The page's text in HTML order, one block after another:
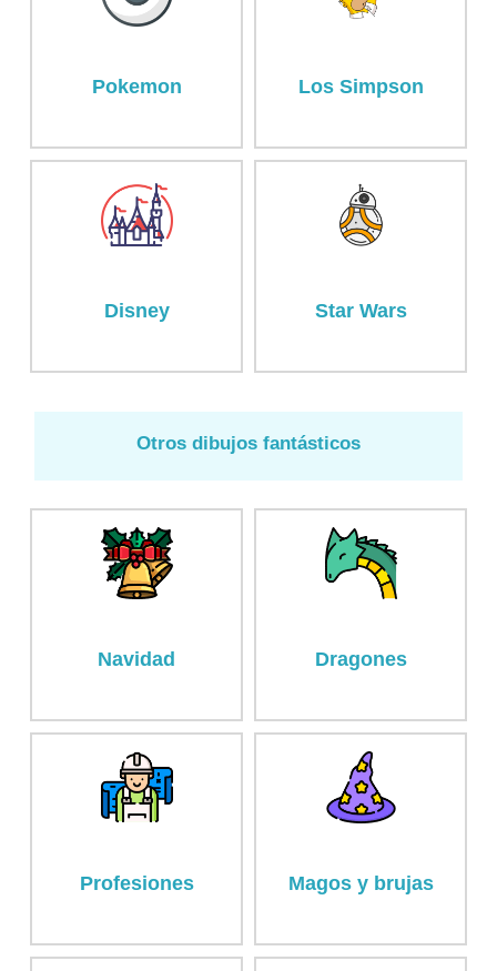
Pokemon Los Simpson
Disney Star Wars
Otros dibujos fantásticos
Navidad Dragones
Profesiones Magos y brujas